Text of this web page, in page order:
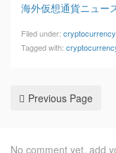
海外仮想通貨ニュー
Filed under: cryptocurrency
Tagged with:
Previous Page
No comment yet, add